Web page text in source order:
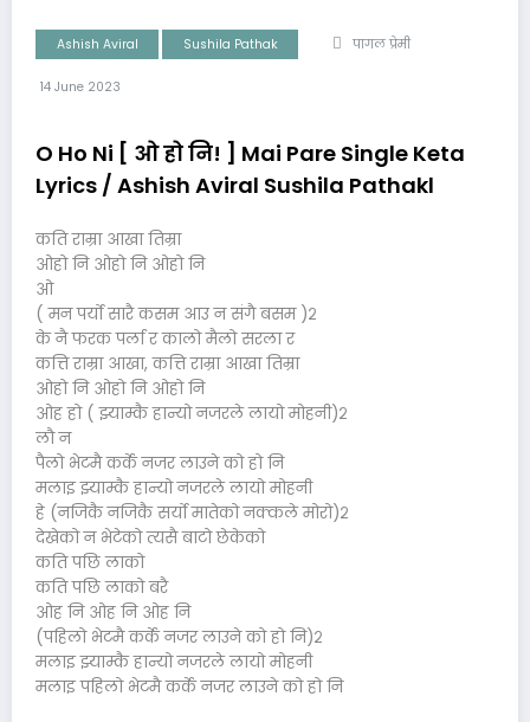
Ashish Aviral Sushila Pathak पागल प्रेमी
14 June 2023
O Ho Ni [ ओ हो नि! ] Mai Pare Single Keta
Lyrics / Ashish Aviral Sushila Pathakl
कति राम्रा आखा तिम्रा
ओहो नि ओहो नि ओहो नि
ओ
( मन पर्यो सारै कसम आउ न संगै बसम )२
के नै फरक पर्ला र कालो मैलो सरला र
कत्ति राम्रा आखा, कत्ति राम्रा आखा तिम्रा
ओहो नि ओहो नि ओहो नि
ओह हो ( झ्याम्कै हान्यो नजरले लायो मोहनी)२
लौ न
पैलो भेटमै कर्के नजर लाउने को हो नि
मलाइ झ्याम्कै हान्यो नजरले लायो मोहनी
हे (नजिकै नजिकै सर्यो मातेको नक्कले मोरो)२
देखेको न भेटेको त्यसै बाटो छेकेको
कति पछि लाको
कति पछि लाको बरै
ओह नि ओह नि ओह नि
(पहिलो भेटमै कर्के नजर लाउने को हो नि)२
मलाइ झ्याम्कै हान्यो नजरले लायो मोहनी
मलाइ पहिलो भेटमै कर्के नजर लाउने को हो नि